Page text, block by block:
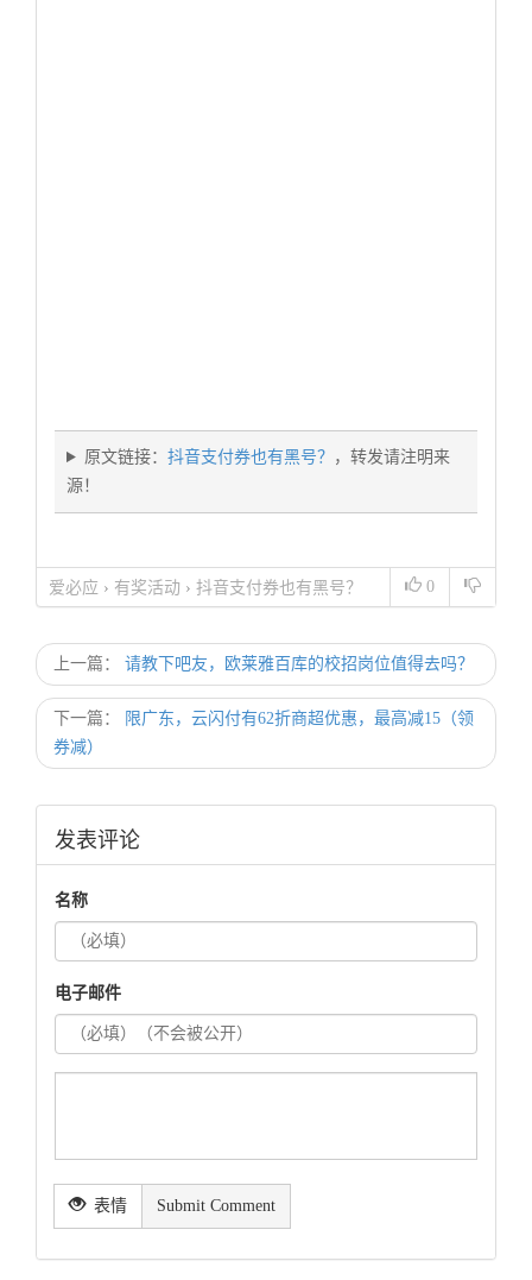
原文链接： 抖音支付券也有黑号？ ，转发请注明来
源！
0
爱必应 › 有奖活动 › 抖音支付券也有黑号？
上一篇： 请教下吧友，欧莱雅百库的校招岗位值得去吗？
下一篇：
限广东，云闪付有62折商超优惠，最高减15（领
券减）
发表评论
名称
电子邮件
表情 Submit Comment